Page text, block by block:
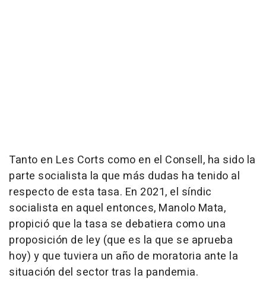
Tanto en Les Corts como en el Consell, ha sido la
parte socialista la que más dudas ha tenido al
respecto de esta tasa. En 2021, el síndic
socialista en aquel entonces, Manolo Mata,
propició que la tasa se debatiera como una
proposición de ley (que es la que se aprueba
hoy) y que tuviera un año de moratoria ante la
situación del sector tras la pandemia.